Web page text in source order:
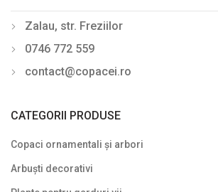
Plante cu frunze roșii
Plante cu frunze verzi
Plante pe picior / pe tijă
Plante pentru stâncării
Zalau, str. Freziilor
0746 772 559
contact@copacei.ro
CATEGORII PRODUSE
Copaci ornamentali și arbori
Arbuști decorativi